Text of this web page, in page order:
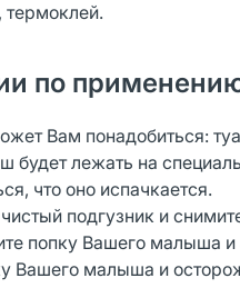
термоклей.
по
Вам понадобиться:
будет лежать на
что оно испачкается.
подгузник и
попку Вашего малыша и
Вашего малыша и